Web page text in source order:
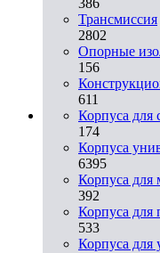
Трансмиссия
2802
Опорные
156
611
Корпуса для
174
Корпуса
6395
Корпуса для
392
Корпуса для
533
Корпуса для